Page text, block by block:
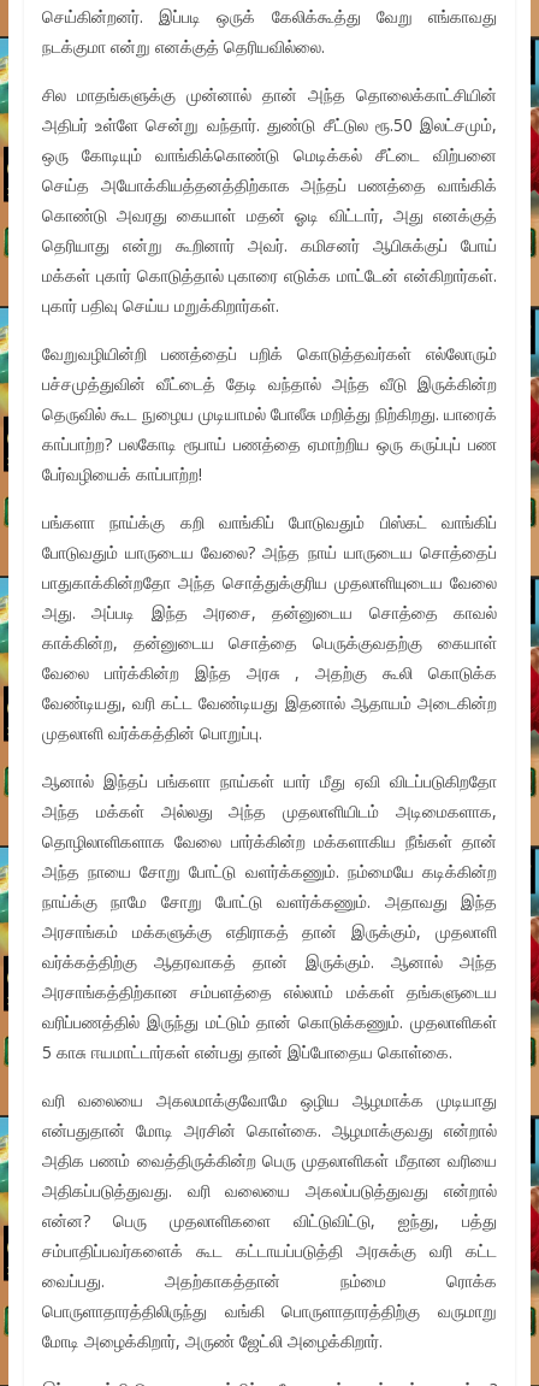
செய்கின்றனர். இப்படி ஒருக் கேலிக்கூத்து வேறு எங்காவது
நடக்குமா என்று எனக்குத் தெரியவில்லை.
சில மாதங்களுக்கு முன்னால் தான் அந்த தொலைக்காட்சியின்
அதிபர் உள்ளே சென்று வந்தார். துண்டு சீட்டுல ரூ.50 இலட்சமும்,
ஒரு கோடியும் வாங்கிக்கொண்டு மெடிக்கல் சீட்டை விற்பனை
செய்த அயோக்கியத்தனத்திற்காக அந்தப் பணத்தை வாங்கிக்
கொண்டு அவரது கையாள் மதன் ஓடி விட்டார், அது எனக்குத்
தெரியாது என்று கூறினார் அவர். கமிசனர் ஆபிசுக்குப் போய்
மக்கள் புகார் கொடுத்தால் புகாரை எடுக்க மாட்டேன் என்கிறார்கள்.
புகார் பதிவு செய்ய மறுக்கிறார்கள்.
வேறுவழியின்றி பணத்தைப் பறிக் கொடுத்தவர்கள் எல்லோரும்
பச்சமுத்துவின் வீட்டைத் தேடி வந்தால் அந்த வீடு இருக்கின்ற
தெருவில் கூட நுழைய முடியாமல் போலீசு மறித்து நிற்கிறது. யாரைக்
காப்பாற்ற? பலகோடி ரூபாய் பணத்தை ஏமாற்றிய ஒரு கருப்புப் பண
பேர்வழியைக் காப்பாற்ற!
பங்களா நாய்க்கு கறி வாங்கிப் போடுவதும் பிஸ்கட் வாங்கிப்
போடுவதும் யாருடைய வேலை? அந்த நாய் யாருடைய சொத்தைப்
பாதுகாக்கின்றதோ அந்த சொத்துக்குரிய முதலாளியுடைய வேலை
அது. அப்படி இந்த அரசை, தன்னுடைய சொத்தை காவல்
காக்கின்ற, தன்னுடைய சொத்தை பெருக்குவதற்கு கையாள்
வேலை பார்க்கின்ற இந்த அரசு , அதற்கு கூலி கொடுக்க
வேண்டியது, வரி கட்ட வேண்டியது இதனால் ஆதாயம் அடைகின்ற
முதலாளி வர்க்கத்தின் பொறுப்பு.
ஆனால் இந்தப் பங்களா நாய்கள் யார் மீது ஏவி விடப்படுகிறதோ
அந்த மக்கள் அல்லது அந்த முதலாளியிடம் அடிமைகளாக,
தொழிலாளிகளாக வேலை பார்க்கின்ற மக்களாகிய நீங்கள் தான்
அந்த நாயை சோறு போட்டு வளர்க்கணும். நம்மையே கடிக்கின்ற
நாய்க்கு நாமே சோறு போட்டு வளர்க்கணும். அதாவது இந்த
அரசாங்கம் மக்களுக்கு எதிராகத் தான் இருக்கும், முதலாளி
வர்க்கத்திற்கு ஆதரவாகத் தான் இருக்கும். ஆனால் அந்த
அரசாங்கத்திற்கான சம்பளத்தை எல்லாம் மக்கள் தங்களுடைய
வரிப்பணத்தில் இருந்து மட்டும் தான் கொடுக்கணும். முதலாளிகள்
5 காசு ஈயமாட்டார்கள் என்பது தான் இப்போதைய கொள்கை.
வரி வலையை அகலமாக்குவோமே ஒழிய ஆழமாக்க முடியாது
என்பதுதான் மோடி அரசின் கொள்கை. ஆழமாக்குவது என்றால்
அதிக பணம் வைத்திருக்கின்ற பெரு முதலாளிகள் மீதான வரியை
அதிகப்படுத்துவது. வரி வலையை அகலப்படுத்துவது என்றால்
என்ன? பெரு முதலாளிகளை விட்டுவிட்டு, ஐந்து, பத்து
சம்பாதிப்பவர்களைக் கூட கட்டாயப்படுத்தி அரசுக்கு வரி கட்ட
வைப்பது. அதற்காகத்தான் நம்மை ரொக்க
பொருளாதாரத்திலிருந்து வங்கி பொருளாதாரத்திற்கு வருமாறு
மோடி அழைக்கிறார், அருண் ஜேட்லி அழைக்கிறார்.